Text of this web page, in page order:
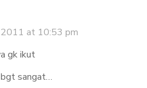
at 10:53 pm
gk ikut
sangat…